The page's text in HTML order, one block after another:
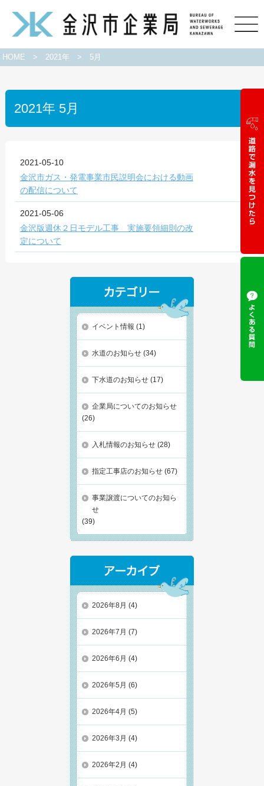
HOME > 2021年 > 5月
2021年 5月
2021-05-10
金沢市ガス・発電事業市民説明会における動画
の配信について
2021-05-06
金沢版週休２日モデル工事 実施要領細則の改
定について
イベント情報 (1)
水道のお知らせ (34)
下水道のお知らせ (17)
企業局についてのお知らせ
(26)
入札情報のお知らせ (28)
指定工事店のお知らせ (67)
事業譲渡についてのお知ら
せ
(39)
2026年8月 (4)
2026年7月 (7)
2026年6月 (4)
2026年5月 (6)
2026年4月 (5)
2026年3月 (4)
2026年2月 (4)